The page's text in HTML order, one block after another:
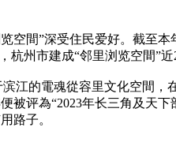
空間”深受住民爱好。截至
杭州市建成“邻里浏览空間”
江的電魂從容里文化空間，
被评為“2023年长三角及天
路子。